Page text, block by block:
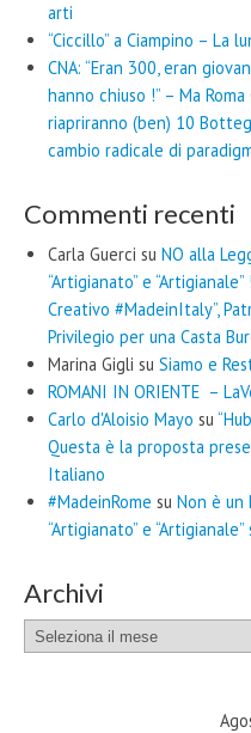
arti
“Ciccillo” a Ciampino – La
CNA: “Eran 300, eran
hanno chiuso !” – Ma
riapriranno (ben) 10
cambio radicale di
Commenti recenti
Carla Guerci su NO alla
“Artigianato” e
Creativo #MadeinItaly”,
Privilegio per una Casta
Marina Gigli su Siamo e
ROMANI IN ORIENTE –
Carlo d'Aloisio Mayo su
Questa è la proposta
Italiano
#MadeinRome su Non è un
“Artigianato” e
Archivi
Archivi